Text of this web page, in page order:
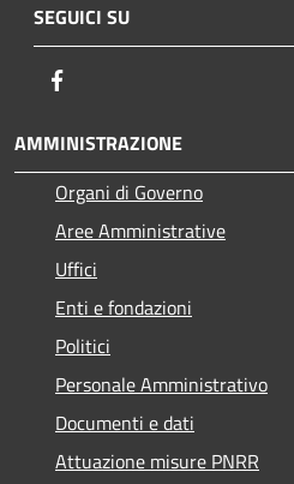
SEGUICI SU
AMMINISTRAZIONE
Organi di Governo
Aree Amministrative
Uffici
Enti e fondazioni
Politici
Personale Amministrativo
Documenti e dati
Attuazione misure PNRR